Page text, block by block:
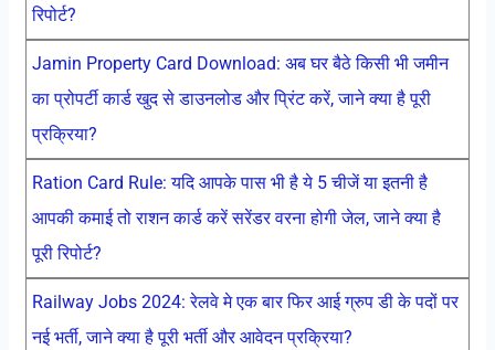
रिपोर्ट?
Jamin Property Card Download: अब घर बैठे किसी भी जमीन
का प्रोपर्टी कार्ड खुद से डाउनलोड और प्रिंट करें, जाने क्या है पूरी
प्रक्रिया?
Ration Card Rule: यदि आपके पास भी है ये 5 चीजें या इतनी है
आपकी कमाई तो राशन कार्ड करें सरेंडर वरना होगी जेल, जाने क्या है
पूरी रिपोर्ट?
Railway Jobs 2024: रेलवे मे एक बार फिर आई ग्रुप डी के पदों पर
नई भर्ती, जाने क्या है पूरी भर्ती और आवेदन प्रक्रिया?